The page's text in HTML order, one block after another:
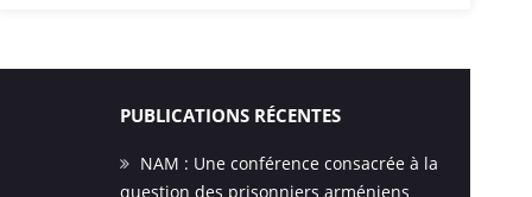
PUBLICATIONS RÉCENTES
NAM : Une conférence consacrée à la
question des prisonniers arméniens